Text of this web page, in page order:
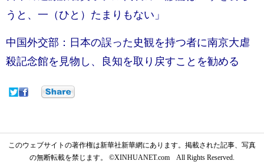
うと、一（ひと）たまりもない」
中国外交部：日本の誤った史観を持つ者に南京大虐
殺記念館を見物し、良知を取り戻すことを勧める
このウェブサイトの著作権は新華社新華網にあります。掲載された記事、写真
の無断転載を禁じます。 ©XINHUANET.com All Rights Reserved.